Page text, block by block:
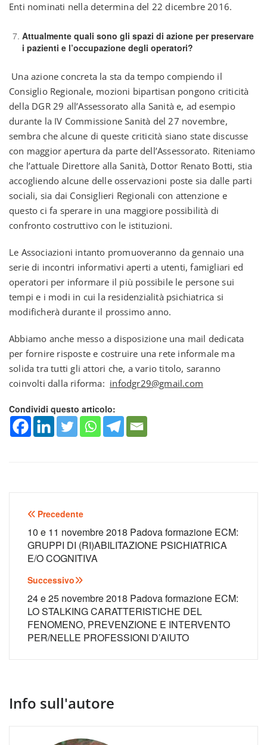
Enti nominati nella determina del 22 dicembre 2016.
Attualmente quali sono gli spazi di azione per preservare
i pazienti e l’occupazione degli operatori?
Una azione concreta la sta da tempo compiendo il
Consiglio Regionale, mozioni bipartisan pongono criticità
della DGR 29 all’Assessorato alla Sanità e, ad esempio
durante la IV Commissione Sanità del 27 novembre,
sembra che alcune di queste criticità siano state discusse
con maggior apertura da parte dell’Assessorato. Riteniamo
che l’attuale Direttore alla Sanità, Dottor Renato Botti, stia
accogliendo alcune delle osservazioni poste sia dalle parti
sociali, sia dai Consiglieri Regionali con attenzione e
questo ci fa sperare in una maggiore possibilità di
confronto costruttivo con le istituzioni.
Le Associazioni intanto promuoveranno da gennaio una
serie di incontri informativi aperti a utenti, famigliari ed
operatori per informare il più possibile le persone sui
tempi e i modi in cui la residenzialità psichiatrica si
modificherà durante il prossimo anno.
Abbiamo anche messo a disposizione una mail dedicata
per fornire risposte e costruire una rete informale ma
solida tra tutti gli attori che, a vario titolo, saranno
coinvolti dalla riforma: infodgr29@gmail.com
Condividi questo articolo:
Navigazione
articoli
Precedente
10 e 11 novembre 2018 Padova formazione ECM:
GRUPPI DI (RI)ABILITAZIONE PSICHIATRICA
E/O COGNITIVA
Successivo
24 e 25 novembre 2018 Padova formazione ECM:
LO STALKING CARATTERISTICHE DEL
FENOMENO, PREVENZIONE E INTERVENTO
PER/NELLE PROFESSIONI D’AIUTO
Info sull'autore